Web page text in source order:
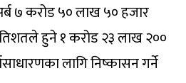
७ करोड ५० लाख ५० हजार
हुने १ करोड २३ लाख २००
लागि निष्कासन गर्ने